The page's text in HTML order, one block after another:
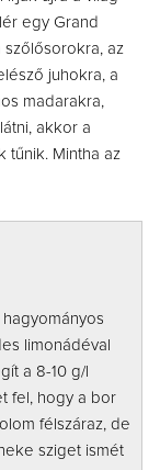
egy Grand
szőlősorokra, az
juhokra, a
madarakra,
akkor a
tűnik. Mintha az
limonádéval
a 8-10 g/l
fel, hogy a bor
félszáraz, de
sziget ismét